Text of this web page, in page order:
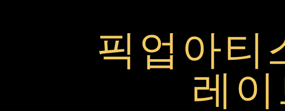
픽업아티
레